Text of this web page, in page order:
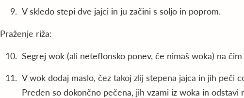
V skledo stepi dve jajci in ju začini s soljo in poprom.
Praženje riža:
Segrej wok (ali neteflonsko ponev, če nimaš woka) na
V wok dodaj maslo, čez takoj zlij stepena jajca in jih peči
Preden so dokončno pečena, jih vzami iz woka in odstavi